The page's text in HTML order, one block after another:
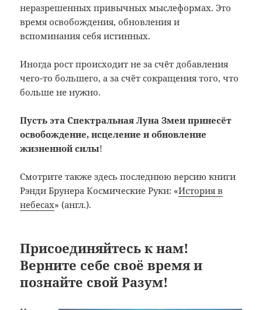
неразрешенных привычных мыслеформах. Это
время освобождения, обновления и
вспоминания себя истинных.
Иногда рост происходит не за счёт добавления
чего-то большего, а за счёт сокращения того, что
больше не нужно.
Пусть эта Спектральная Луна Змеи принесёт
освобождение, исцеление и обновление
жизненной силы!
Смотрите также здесь последнюю версию книги
Рэнди Брунера Космические Руки: «История в
небесах» (англ.).
Присоединяйтесь к нам!
Верните себе своё время и
познайте свой Разум!